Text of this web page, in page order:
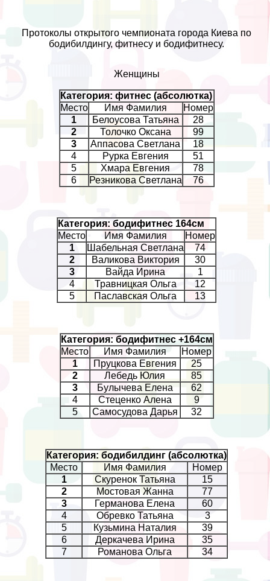
Протоколы открытого чемпионата города Киева по
бодибилдингу, фитнесу и бодифитнесу.
Женщины
Категория: фитнес (абсолютка)
Место
Имя Фамилия
Номер
1
Белоусова Татьяна
28
2
Толочко Оксана
99
3
Аппасова Светлана
18
4
Рурка Евгения
51
5
Хмара Евгения
78
6
Резникова Светлана 76
Категория: бодифитнес 164см
Место
Имя Фамилия
Номер
1
Шабельная Светлана
74
2
Валикова Виктория
30
3
Вайда Ирина
1
4
Травницкая Ольга
12
5
Паславская Ольга 13
Категория: бодифитнес +164см
Место
Имя Фамилия
Номер
1
Пруцкова Евгения
25
2
Лебедь Юлия
85
3
Булычева Елена
62
4
Стеценко Алена
9
5
Самосудова Дарья 32
Категория: бодибилдинг (абсолютка)
Место
Имя Фамилия
Номер
1
Скуренок Татьяна
15
2
Мостовая Жанна
77
3
Германова Елена
60
4
Обревко Татьяна
3
5
Кузьмина Наталия
39
6
Деркачева Ирина
35
7
Романова Ольга 34